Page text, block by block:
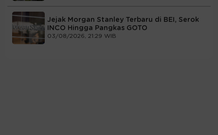
Jejak Morgan Stanley Terbaru di BEI, Serok
INCO Hingga Pangkas GOTO
03/08/2026, 21:29 WIB